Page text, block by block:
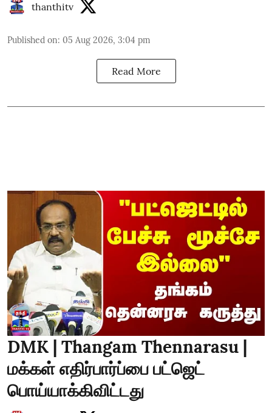
thanthitv
Published on: 05 Aug 2026, 3:04 pm
Read More
DMK | Thangam Thennarasu |
மக்கள் எதிர்பார்ப்பை பட்ஜெட்
பொய்யாக்கிவிட்டது